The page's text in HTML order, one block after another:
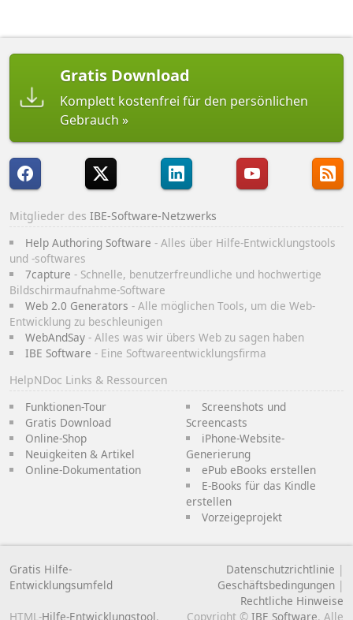
Gratis Download
Komplett kostenfrei für den persönlichen
Gebrauch
Mitglieder des IBE-Software-Netzwerks
Help Authoring Software - Alles über Hilfe-Entwicklungstools
und -softwares
7capture - Schnelle, benutzerfreundliche und hochwertige
Bildschirmaufnahme-Software
Web 2.0 Generators - Alle möglichen Tools, um die Web-
Entwicklung zu beschleunigen
WebAndSay- Alles was wir übers Web zu sagen haben
IBE Software - Eine Softwareentwicklungsfirma
HelpNDoc Links & Ressourcen
Funktionen-Tour
Gratis Download
Online-Shop
Neuigkeiten & Artikel
Online-Dokumentation
Screenshots und
Screencasts
iPhone-Website-
Generierung
ePub eBooks erstellen
E-Books für das Kindle
erstellen
Vorzeigeprojekt
Gratis Hilfe-
Entwicklungsumfeld
Datenschutzrichtlinie |
Geschäftsbedingungen |
Rechtliche Hinweise
HTML-Hilfe-Entwicklungstool, Copyright © IBE Software. Alle